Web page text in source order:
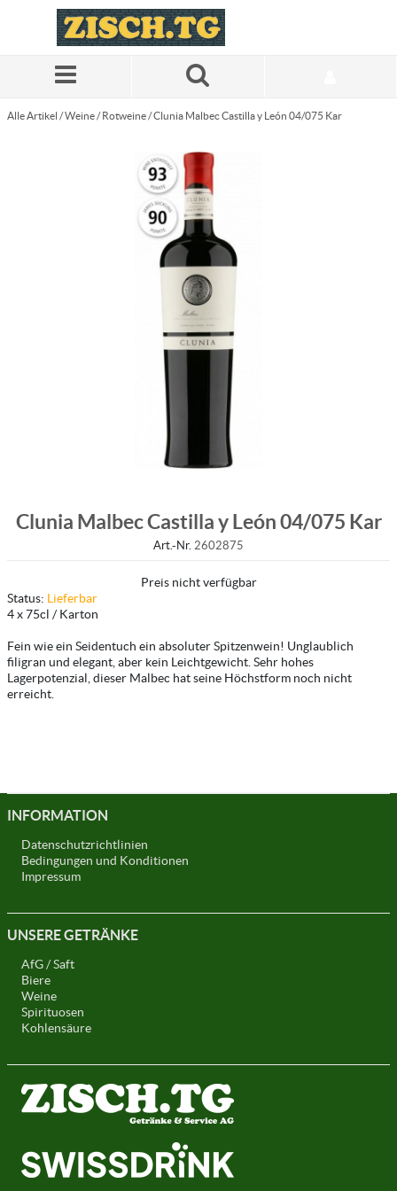
Zum Hauptinhalt springen
Alle Artikel /Weine / Rotweine /Clunia Malbec Castilla y León 04/075 Kar
Clunia Malbec Castilla y León 04/075 Kar
Art.-Nr. 2602875
Preis nicht verfügbar
Status: Lieferbar
4 x 75cl / Karton
Fein wie ein Seidentuch ein absoluter Spitzenwein! Unglaublich
filigran und elegant, aber kein Leichtgewicht. Sehr hohes
Lagerpotenzial, dieser Malbec hat seine Höchstform noch nicht
erreicht.
INFORMATION
Datenschutzrichtlinien
Bedingungen und Konditionen
Impressum
UNSERE GETRÄNKE
AfG / Saft
Biere
Weine
Spirituosen
Kohlensäure